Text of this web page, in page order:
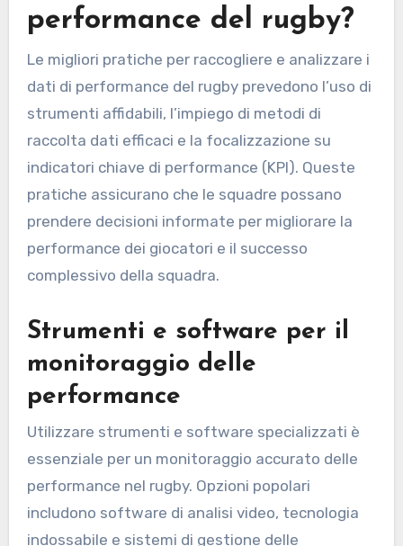
performance del rugby?
Le migliori pratiche per raccogliere e analizzare i
dati di performance del rugby prevedono l’uso di
strumenti affidabili, l’impiego di metodi di
raccolta dati efficaci e la focalizzazione su
indicatori chiave di performance (KPI). Queste
pratiche assicurano che le squadre possano
prendere decisioni informate per migliorare la
performance dei giocatori e il successo
complessivo della squadra.
Strumenti e software per il
monitoraggio delle
performance
Utilizzare strumenti e software specializzati è
essenziale per un monitoraggio accurato delle
performance nel rugby. Opzioni popolari
includono software di analisi video, tecnologia
indossabile e sistemi di gestione delle